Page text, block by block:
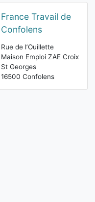
France Travail de
Confolens
Rue de l’Ouillette
Maison Emploi ZAE Croix
St Georges
16500 Confolens